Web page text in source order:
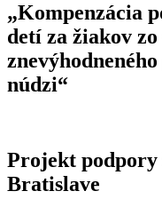
„Kompenzácia
detí za žiakov zo
núdzi“
Projekt
Bratislave